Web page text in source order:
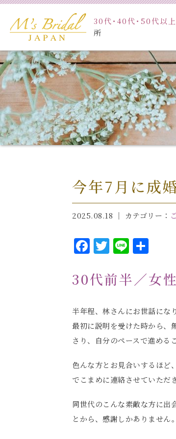
30代･40代･50代以上
所
ホーム
今年7月に成
2025.08.18 ｜ カテゴリー：
Facebook
Twitter
Line
30代前半／女
半年程、林さんにお世話にな
最初に説明を受けた時から、
さり、自分のペースで進める
色んな方とお見合いするほど
でこまめに連絡させていただ
同世代のこんな素敵な方に出
とから、感謝しかありません。